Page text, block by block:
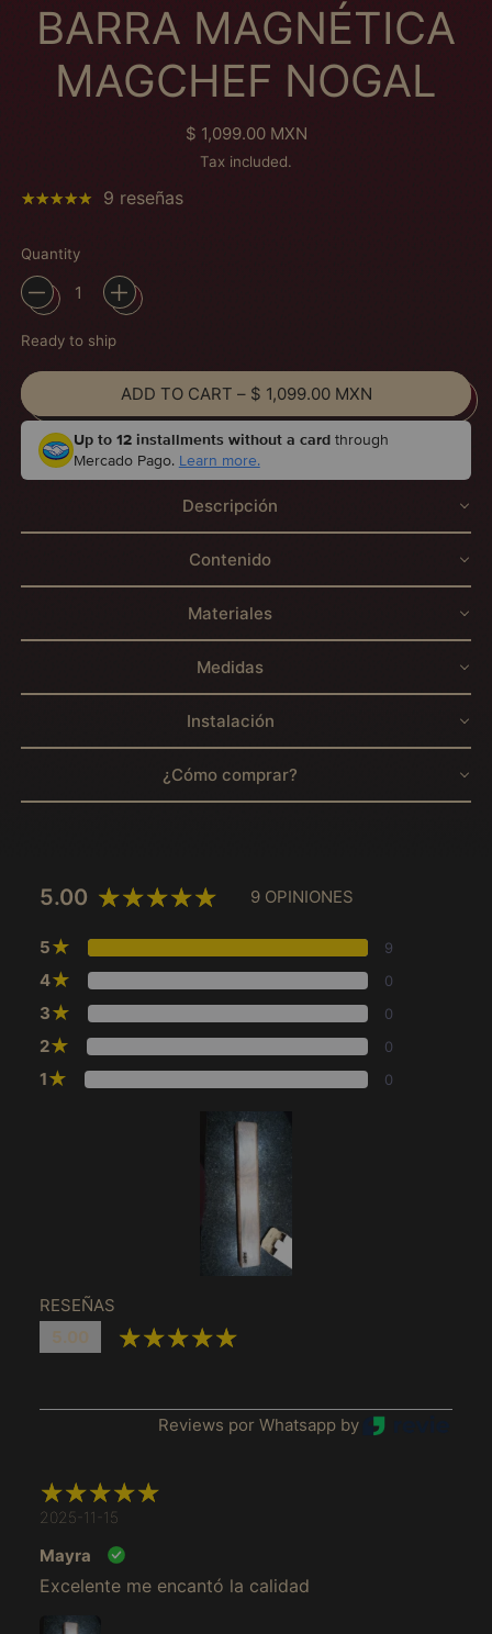
BARRA MAGNÉTICA
MAGCHEF NOGAL
Regular price
$ 1,099.00 MXN
Tax included.
9 reseñas
Quantity
Ready to ship
ADD TO CART – $ 1,099.00 MXN
Up to 12 installments without a cardthrough
Mercado Pago. Learn more.
Descripción
Contenido
Materiales
Medidas
Instalación
¿Cómo comprar?
5.00 9 OPINIONES
5★ 9
4★ 0
3★ 0
2★ 0
1★ 0
RESEÑAS
5.00
Reviews por Whatsapp by
2025-11-15
Mayra
Excelente me encantó la calidad
Åland Islands (MXN
$)
Albania (MXN $)
Algeria (MXN $)